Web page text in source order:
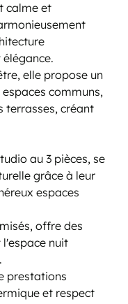
calme et
elle propose un
communs,
terrasses, créant
au 3 pièces, se
grâce à leur
espaces
offre des
l'espace nuit
prestations
et respect